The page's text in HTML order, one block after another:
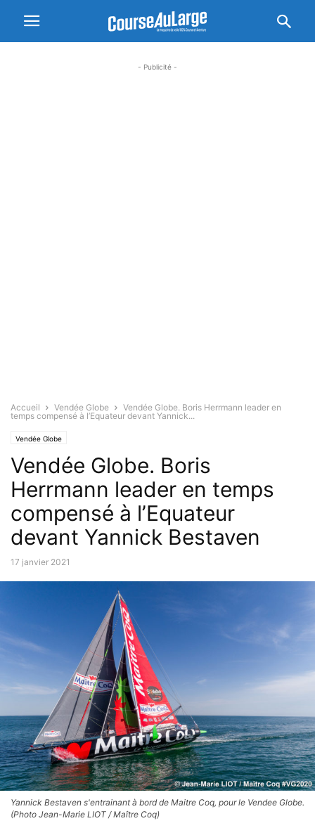
- Publicité -
Accueil Vendée Globe
Vendée Globe. Boris Herrmann leader en
temps compensé à l’Equateur devant Yannick...
Vendée Globe
Vendée Globe. Boris
Herrmann leader en temps
compensé à l’Equateur
devant Yannick Bestaven
17 janvier 2021
Yannick Bestaven s'entrainant à bord de Maitre Coq, pour le Vendee Globe.
(Photo Jean-Marie LIOT / Maître Coq)